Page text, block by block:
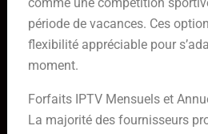
période de vacances. Ces
flexibilité appréciable pour
moment.
Forfaits IPTV Mensuels et
La majorité des fournisseurs